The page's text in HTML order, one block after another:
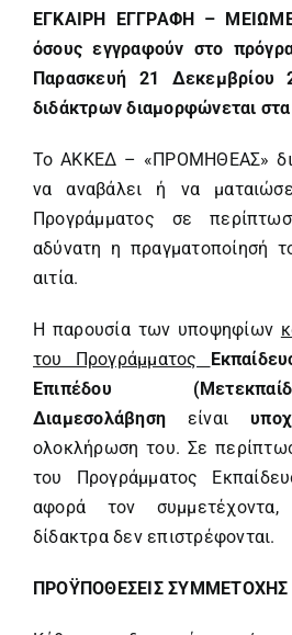
ΕΓΚΑΙΡΗ ΕΓΓΡΑΦΗ –
όσους εγγραφούν στο
Παρασκευή 21
διδάκτρων διαμορφώνεται
Το ΑΚΚΕΔ – «ΠΡΟΜΗΘΕΑΣ»
να αναβάλει ή να
Προγράμματος σε
αδύνατη η πραγματοποίησή
αιτία.
Η παρουσία των υποψηφίων
του Προγράμματος
Επιπέδου
Διαμεσολάβησηείναι
ολοκλήρωση του. Σε
του Προγράμματος
αφορά τον συμμετέχοντα,
δίδακτρα δεν επιστρέφονται.
ΠΡΟΫΠΟΘΕΣΕΙΣ ΣΥΜΜΕΤΟΧΗΣ